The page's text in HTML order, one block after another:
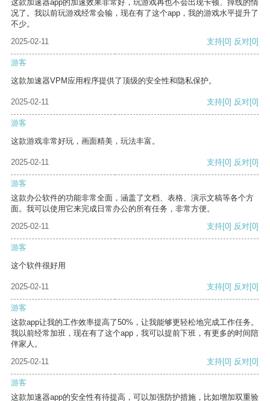
这款加速器app的加速效果非常好，玩游戏再也不会出现卡顿、掉线的情
况了。我以前玩游戏经常会输，现在有了这个app，我的游戏水平提升了
不少。
2025-02-11
支持[0] 反对[0]
游客
这款加速器VPM应用程序提供了顶级的安全性和隐私保护。
2025-02-11 支持[0] 反对[0]
游客
这款游戏非常好玩，画面精美，玩法丰富。
2025-02-11 支持[0] 反对[0]
游客
这款办公软件的功能非常全面，涵盖了文档、表格、演示文稿等各个方
面。我可以使用它来完成日常办公的所有任务，非常方便。
2025-02-11
支持[0] 反对[0]
游客
这个软件很好用
2025-02-11 支持[0] 反对[0]
游客
这款app让我的工作效率提高了50%，让我能够更轻松地完成工作任务。
我以前经常加班，现在有了这个app，我可以提前下班，有更多的时间陪
伴家人。
2025-02-11
支持[0] 反对[0]
游客
这款加速器app的安全性有待提高，可以加强防护措施，比如增加双重验